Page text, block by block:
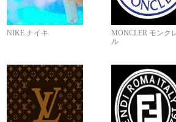
NIKE ナイキ
MONCLER モンク
ル